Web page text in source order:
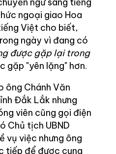
ngoại giao Hoa
Việt cho biết,
ngày vì đang có
được gặp lại trong
gặp "yên lặng" hơn.
ông Chánh Văn
Đắk Lắk nhưng
viên cũng gọi điện
Chủ tịch UBND
vụ việc nhưng ông
tiếp để được cung